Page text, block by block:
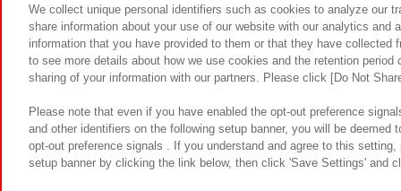
食品のご
We collect unique personal identifiers such as cookies to analyze our
share information about your use of our website with our analytics and
information that you have provided to them or that they have
to see more details about how we use cookies and the retention
sharing of your information with our partners. Please click [Do Not
Please note that even if you have enabled the opt-out preference
and other identifiers on the following setup banner, you will be
opt-out preference signals . If you understand and agree to this
setup banner by clicking the link below, then click 'Save Settings' and